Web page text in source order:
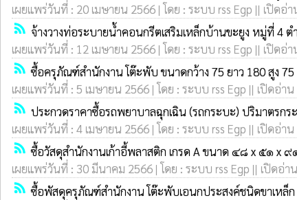
เผยแพร่วันที่ : 20 เมษายน 2566 | โดย : ระบบ rss Egp || เปิดอ่า
rss_feed จ้างวางท่อระบายน้ำคอนกรีตเสริมเหล็กบ้านขะยูง หมู่ที่ 4
เผยแพร่วันที่ : 12 เมษายน 2566 | โดย : ระบบ rss Egp || เปิดอ่า
rss_feed ซื้อครุภัณฑ์สำนักงาน โต๊ะพับ ขนาดกว้าง 75 ยาว 180 สูง 75
เผยแพร่วันที่ : 5 เมษายน 2566 | โดย : ระบบ rss Egp || เปิดอ่า
rss_feed ประกวดราคาซื้อรถพยาบาลฉุกเฉิน (รถกระบะ) ปริมาตรกร
เผยแพร่วันที่ : 4 เมษายน 2566 | โดย : ระบบ rss Egp || เปิดอ่า
rss_feed ซื้อวัสดุสำนักงานเก้าอี้พลาสติก เกรด A ขนาด ๔๘ x ๕๑ x ๙๑
เผยแพร่วันที่ : 30 มีนาคม 2566 | โดย : ระบบ rss Egp || เปิดอ่า
rss_feed ซื้อพัสดุครุภัณฑ์สำนักงาน โต๊ะพับเอนกประสงค์ชนิดขาเหล็